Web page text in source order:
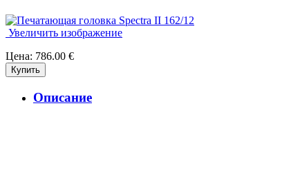
Увеличить изображение
Цена: 786.00 €
Описание